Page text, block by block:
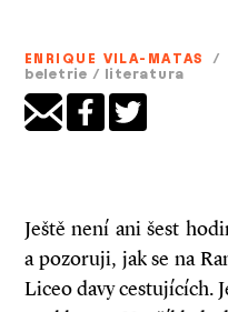
ENRIQUE VILA-MATAS /
beletrie / literatura
Ještě není ani šest
a pozoruji, jak se na
Liceo davy cestujících.